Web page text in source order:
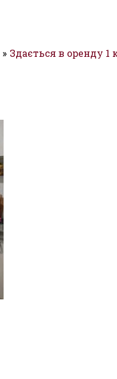
Здається в оренду 1